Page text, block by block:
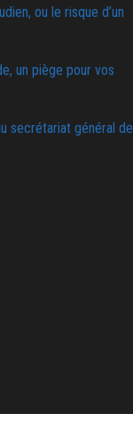
ou le risque d’un
un piège pour vos
secrétariat général de